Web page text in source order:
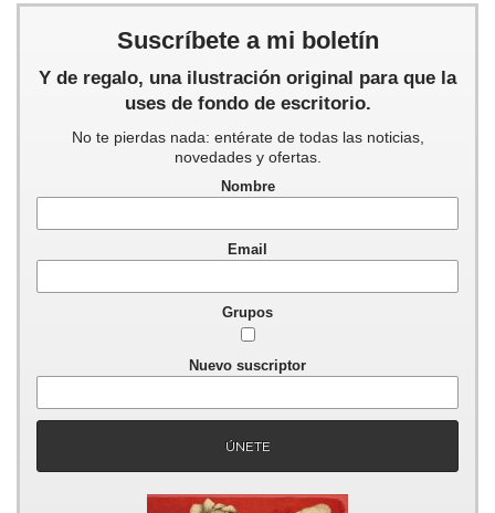
Suscríbete a mi boletín
Y de regalo, una ilustración original para que la
uses de fondo de escritorio.
No te pierdas nada: entérate de todas las noticias,
novedades y ofertas.
Nombre
Email
Grupos
Nuevo suscriptor